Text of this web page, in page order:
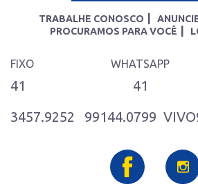
TRABALHE CONOSCO
PROCURAMOS PARA VOCÊ
FIXO
41
3457.9252
WHATSAPP
41
99144.0799 VIVO